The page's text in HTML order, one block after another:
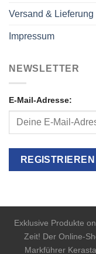
Versand & Lieferung
Impressum
NEWSLETTER
E-Mail-Adresse:
Exklusive Produkte
Zeit! Der Online-
Markführer